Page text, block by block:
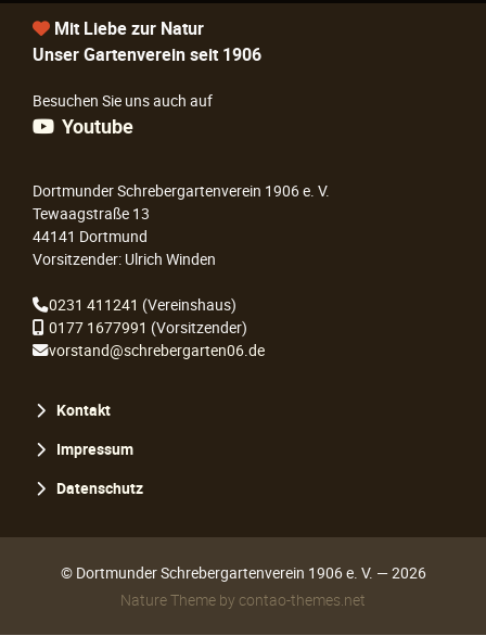
Mit Liebe zur Natur
Unser Gartenverein seit 1906
Besuchen Sie uns auch auf
Youtube
Dortmunder Schrebergartenverein 1906 e. V.
Tewaagstraße 13
44141 Dortmund
Vorsitzender: Ulrich Winden
0231 411241 (Vereinshaus)
0177 1677991 (Vorsitzender)
vorstand@schrebergarten06.de
überspringen
Kontakt
Impressum
Datenschutz
© Dortmunder Schrebergartenverein 1906 e. V. — 2026
Nature Theme by contao-themes.net